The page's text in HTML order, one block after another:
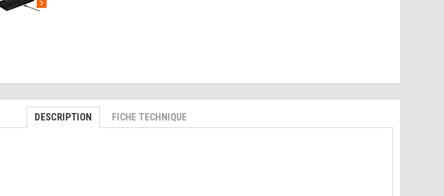
chevron_right
DESCRIPTION FICHE TECHNIQUE